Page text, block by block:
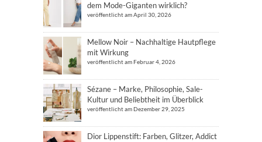
dem Mode-Giganten wirklich?
veröffentlicht am April 30, 2026
Mellow Noir – Nachhaltige Hautpflege
mit Wirkung
veröffentlicht am Februar 4, 2026
Sézane – Marke, Philosophie, Sale-
Kultur und Beliebtheit im Überblick
veröffentlicht am Dezember 29, 2025
Dior Lippenstift: Farben, Glitzer, Addict